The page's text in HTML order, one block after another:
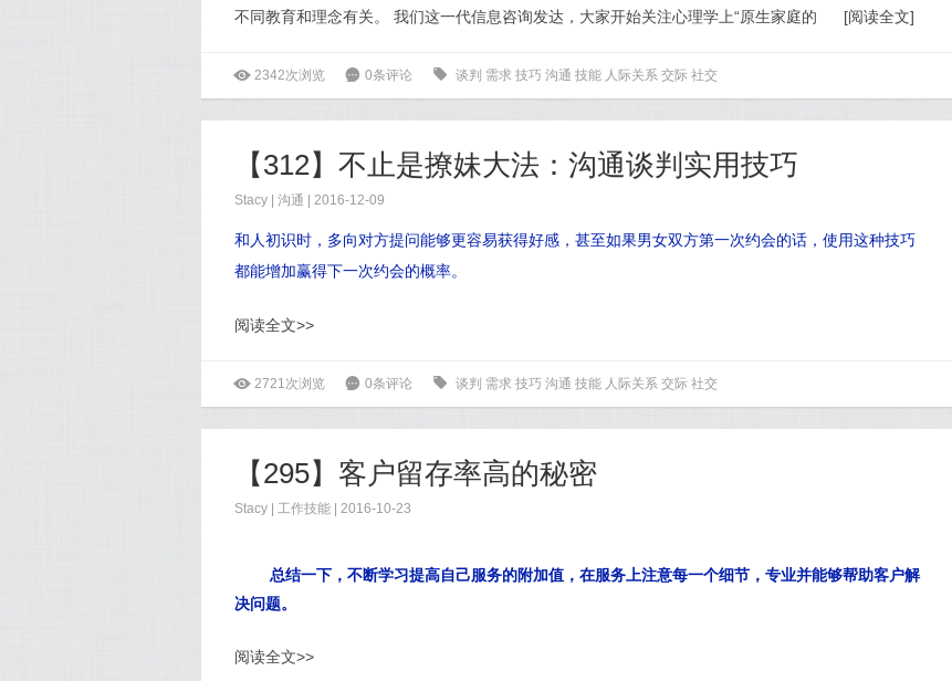
不同教育和理念有关。 我们这一代信息咨询发达，大家开始关注心理学上“原生家庭的
[阅读全文]
ė 2342次浏览 6 0条评论 0 谈判 需求 技巧 沟通 技能 人际关系 交际 社交
【312】不止是撩妹大法：沟通谈判实用技巧
Stacy 沟通 | 2016-12-09
和人初识时，多向对方提问能够更容易获得好感，甚至如果男女双方第一次约会的话，使用这种技巧
都能增加赢得下一次约会的概率。
阅读全文>>
ė 2721次浏览 6 0条评论 0 谈判 需求 技巧 沟通 技能 人际关系 交际 社交
【295】客户留存率高的秘密
Stacy 工作技能 | 2016-10-23
总结一下，不断学习提高自己服务的附加值，在服务上注意每一个细节，专业并能够帮助客户解
决问题。
阅读全文>>